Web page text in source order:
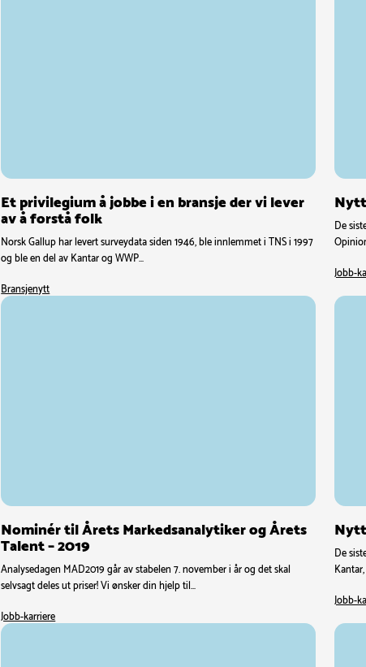
Et privilegium å jobbe i en bransje der vi lever
av å forstå folk
Norsk Gallup har levert surveydata siden 1946, ble innlemmet i TNS i 1997
og ble en del av Kantar og WWP…
Bransjenytt
De
Jobb-
Nominér til Årets Markedsanalytiker og Årets
Talent – 2019
Analysedagen MAD2019 går av stabelen 7. november i år og det skal
selvsagt deles ut priser! Vi ønsker din hjelp til…
Jobb-karriere
De
Jobb-